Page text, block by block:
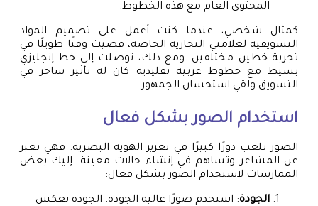
المحتوى العام مع هذه الخطوط.
كمثال شخصي، عندما كنت أعمل على تصميم المواد
التسويقية لعلامتي التجارية الخاصة، قضيت وقتًا طويلًا في
تجربة خطين مختلفين. ومع ذلك، توصلت إلى خط إنجليزي
بسيط مع خطوط عربية تقليدية كان له تأثير ساحر في
التسويق ولقي استحسان الجمهور.
استخدام الصور بشكل فعال
الصور تلعب دورًا كبيرًا في تعزيز الهوية البصرية. فهي تعبر
عن المشاعر وتساهم في إنشاء حالات معينة. إليك بعض
الممارسات لاستخدام الصور بشكل فعال:
الجودة: استخدم صورًا عالية الجودة. الجودة تعكس